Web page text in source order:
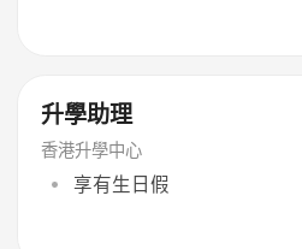
升學助理
香港升學中心
享有生日假